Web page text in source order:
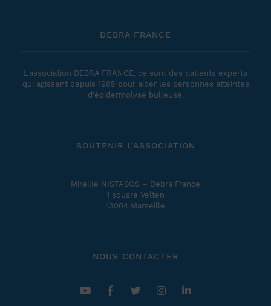
DEBRA FRANCE
L'association DEBRA FRANCE, ce sont des patients experts
qui agissent depuis 1985 pour aider les personnes atteintes
d'épidermolyse bulleuse.
SOUTENIR L'ASSOCIATION
Mireille NISTASOS – Debra France
1 square Velten
13004 Marseille
NOUS CONTACTER